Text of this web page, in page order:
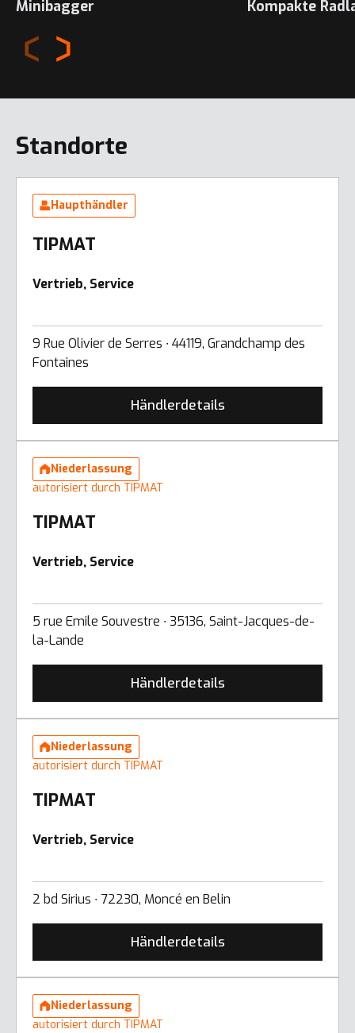
Minibagger Kompakte
Standorte
Haupthändler
TIPMAT
Vertrieb, Service
9 Rue Olivier de Serres ∙ 44119, Grandchamp des
Fontaines
Händlerdetails
Niederlassung
autorisiert durch TIPMAT
TIPMAT
Vertrieb, Service
5 rue Emile Souvestre ∙ 35136, Saint-Jacques-de-
la-Lande
Händlerdetails
Niederlassung
autorisiert durch TIPMAT
TIPMAT
Vertrieb, Service
2 bd Sirius ∙ 72230, Moncé en Belin
Händlerdetails
Niederlassung
autorisiert durch TIPMAT